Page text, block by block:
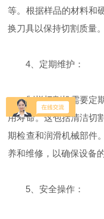
等。根据样品的材料和
换刀具以保持切割质量。
4、定期维护：
制样切割机需要定期
用寿命。这包括清洁切
期检查和润滑机械部件
养和维修，以确保设备
5、安全操作：